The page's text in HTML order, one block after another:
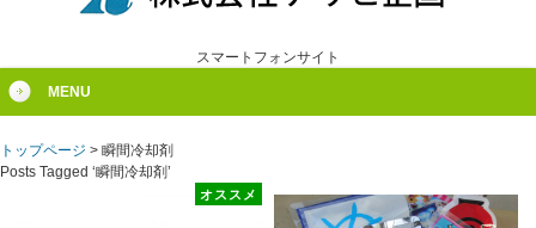
スマートフォンサイト
MENU
トップページ > 瞬間冷却剤
Posts Tagged ‘瞬間冷却剤’
オススメ